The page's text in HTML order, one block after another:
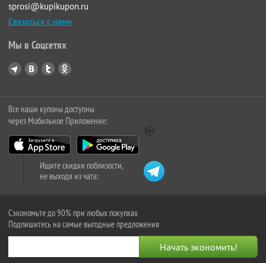
sprosi@kupikupon.ru
Связаться с нами
Мы в Соцсетях
Все наши купоны доступны
через Мобильное Приложение:
Ищите скидки поблизости,
не выходя из чата:
Сэкономьте до 90% при любых покупках
Подпишитесь на самые выгодные предложения